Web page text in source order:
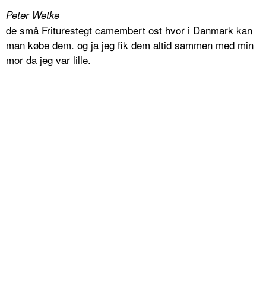
Peter Wetke
de små Friturestegt camembert ost hvor i Danmark kan
man købe dem. og ja jeg fik dem altid sammen med min
mor da jeg var lille.